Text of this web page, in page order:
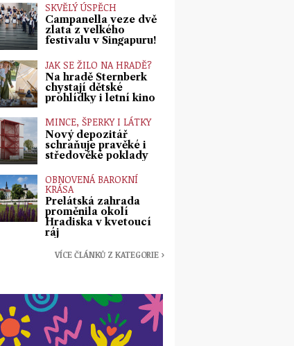
SKVĚLÝ ÚSPĚCH
Campanella veze dvě
zlata z velkého
festivalu v Singapuru!
JAK SE ŽILO NA HRADĚ?
Na hradě Šternberk
chystají dětské
prohlídky i letní kino
MINCE, ŠPERKY I LÁTKY
Nový depozitář
schraňuje pravěké i
středověké poklady
OBNOVENÁ BAROKNÍ
KRÁSA
Prelátská zahrada
proměnila okolí
Hradiska v kvetoucí
ráj
VÍCE ČLÁNKŮ Z KATEGORIE ›